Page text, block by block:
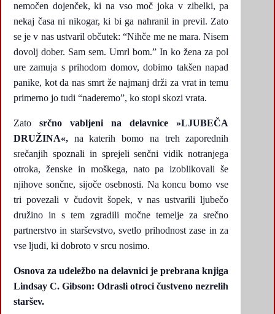
nemočen dojenček, ki na vso moč joka v zibelki, pa
nekaj časa ni nikogar, ki bi ga nahranil in previl. Zato
se je v nas ustvaril občutek: “Nihče me ne mara. Nisem
dovolj dober. Sam sem. Umrl bom.” In ko žena za pol
ure zamuja s prihodom domov, dobimo takšen napad
panike, kot da nas smrt že najmanj drži za vrat in temu
primerno jo tudi “naderemo”, ko stopi skozi vrata.
Zato srčno vabljeni na delavnice »LJUBEČA
DRUŽINA«, na katerih bomo na treh zaporednih
srečanjih spoznali in sprejeli senčni vidik notranjega
otroka, ženske in moškega, nato pa izoblikovali še
njihove sončne, sijoče osebnosti. Na koncu bomo vse
tri povezali v čudovit šopek, v nas ustvarili ljubečo
družino in s tem zgradili močne temelje za srečno
partnerstvo in starševstvo, svetlo prihodnost zase in za
vse ljudi, ki dobroto v srcu nosimo.
Osnova za udeležbo na delavnici je prebrana knjiga
Lindsay C. Gibson:Odrasli otroci čustveno nezrelih
staršev.